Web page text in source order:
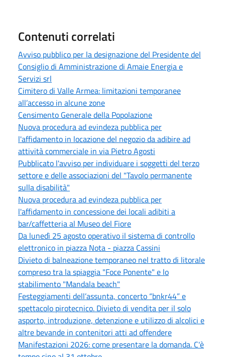
Contenuti correlati
Avviso pubblico per la designazione del Presidente del
Consiglio di Amministrazione di Amaie Energia e
Servizi srl
Cimitero di Valle Armea: limitazioni temporanee
all’accesso in alcune zone
Censimento Generale della Popolazione
Nuova procedura ad evindeza pubblica per
l'affidamento in locazione del negozio da adibire ad
attività commerciale in via Pietro Agosti
Pubblicato l'avviso per individuare i soggetti del terzo
settore e delle associazioni del "Tavolo permanente
sulla disabilità"
Nuova procedura ad evindeza pubblica per
l'affidamento in concessione dei locali adibiti a
bar/caffetteria al Museo del Fiore
Da lunedì 25 agosto operativo il sistema di controllo
elettronico in piazza Nota - piazza Cassini
Divieto di balneazione temporaneo nel tratto di litorale
compreso tra la spiaggia "Foce Ponente" e lo
stabilimento "Mandala beach"
Festeggiamenti dell’assunta, concerto “bnkr44” e
spettacolo pirotecnico. Divieto di vendita per il solo
asporto, introduzione, detenzione e utilizzo di alcolici e
altre bevande in contenitori atti ad offendere
Manifestazioni 2026: come presentare la domanda. C'è